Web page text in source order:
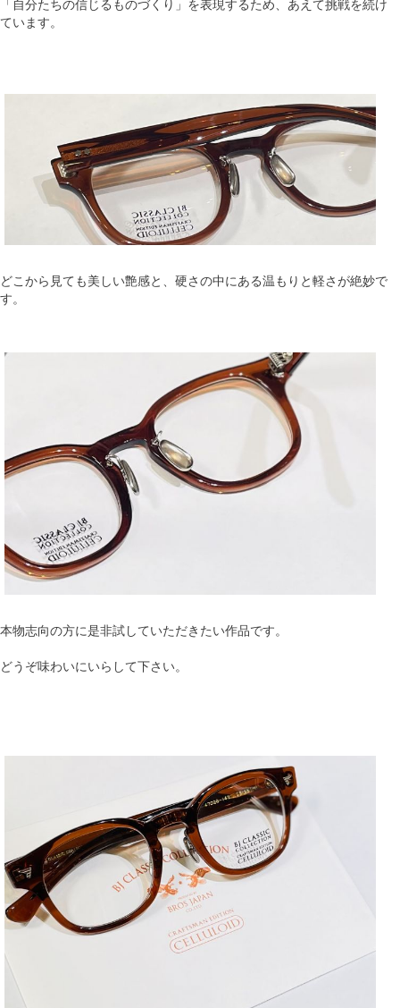
「自分たちの信じるものづくり」を表現するため、あえて挑戦を続け
ています。
どこから見ても美しい艶感と、硬さの中にある温もりと軽さが絶妙で
す。
本物志向の方に是非試していただきたい作品です。
どうぞ味わいにいらして下さい。